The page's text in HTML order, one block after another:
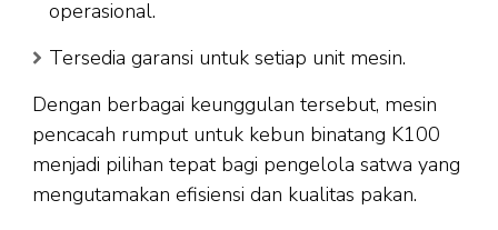
operasional.
Tersedia garansi untuk setiap unit mesin.
Dengan berbagai keunggulan tersebut, mesin
pencacah rumput untuk kebun binatang K100
menjadi pilihan tepat bagi pengelola satwa yang
mengutamakan efisiensi dan kualitas pakan.